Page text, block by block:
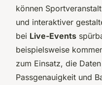
können
und interaktiver
bei Live-Events
beispielsweise
zum Einsatz, die
Passgenauigkeit und